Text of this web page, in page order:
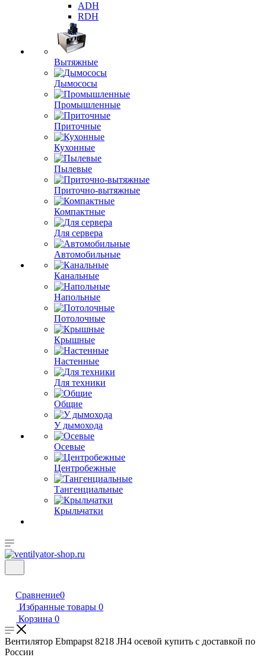
ADH
RDH
Вытяжные
Дымососы
Промышленные
Приточные
Кухонные
Пылевые
Приточно-вытяжные
Компактные
Для сервера
Автомобильные
Канальные
Напольные
Потолочные
Крышные
Настенные
Для техники
Общие
У дымохода
Осевые
Центробежные
Тангенциальные
Крыльчатки
Сравнение0
Избранные товары 0
Корзина 0
Вентилятор Ebmpapst 8218 JH4 осевой купить с доставкой по
России